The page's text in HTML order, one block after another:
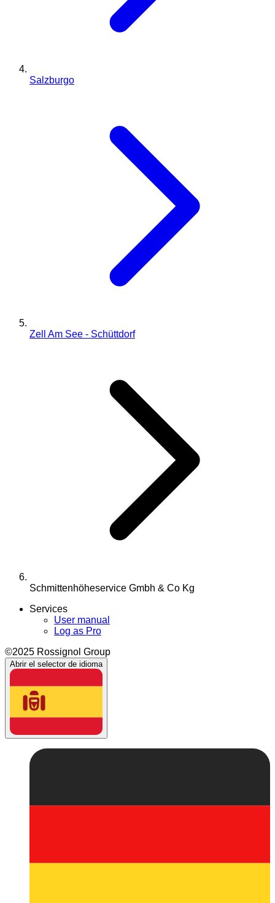
Salzburgo
Zell Am See - Schüttdorf
Schmittenhöheservice Gmbh & Co Kg
Services
User manual
Log as Pro
©2025 Rossignol Group
Abrir el selector de idioma